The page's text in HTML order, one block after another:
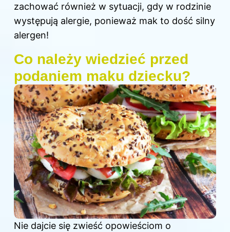
zachować również w sytuacji, gdy w rodzinie
występują alergie, ponieważ mak to dość silny
alergen!
Co należy wiedzieć przed
podaniem maku dziecku?
Nie dajcie się zwieść opowieściom o